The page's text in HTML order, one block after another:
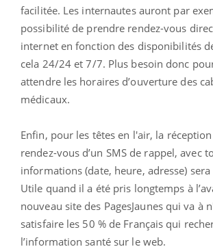
facilitée. Les internautes auront par
possibilité de prendre rendez-vous
internet en fonction des disponibilités
cela 24/24 et 7/7. Plus besoin donc
attendre les horaires d’ouverture des
médicaux.
Enfin, pour les têtes en l'air, la
rendez-vous d’un SMS de rappel, avec
informations (date, heure, adresse) sera
Utile quand il a été pris longtemps à
nouveau site des PagesJaunes qui va à
satisfaire les 50 % de Français qui
l’information santé sur le web.